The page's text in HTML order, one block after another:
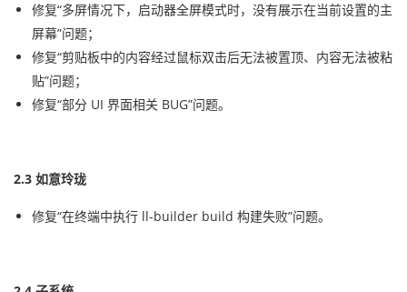
修复“多屏情况下，启动器全屏模式时，没有展示在当前设置的主
屏幕”问题；
修复“剪贴板中的内容经过鼠标双击后无法被置顶、内容无法被粘
贴”问题；
修复“部分 UI 界面相关 BUG”问题。
2.3 如意玲珑
修复“在终端中执行 ll-builder build 构建失败”问题。